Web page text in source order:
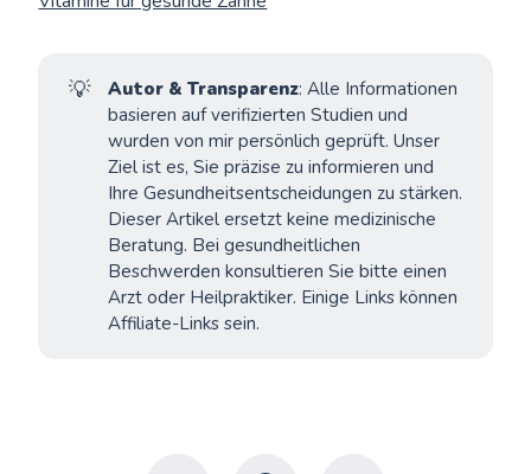
💡 Autor & Transparenz: Alle Informationen
basieren auf verifizierten Studien und
wurden von mir persönlich geprüft. Unser
Ziel ist es, Sie präzise zu informieren und
Ihre Gesundheitsentscheidungen zu stärken.
Dieser Artikel ersetzt keine medizinische
Beratung. Bei gesundheitlichen
Beschwerden konsultieren Sie bitte einen
Arzt oder Heilpraktiker. Einige Links können
Affiliate-Links sein.